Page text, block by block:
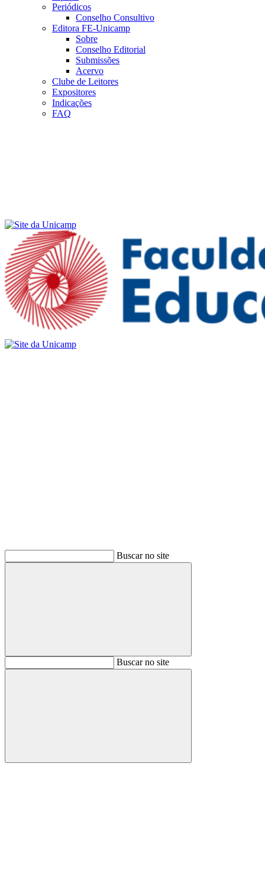
Periódicos
Conselho Consultivo
Editora FE-Unicamp
Sobre
Conselho Editorial
Submissões
Acervo
Clube de Leitores
Expositores
Indicações
FAQ
Buscar no site
BuscarBuscar no site
Buscar